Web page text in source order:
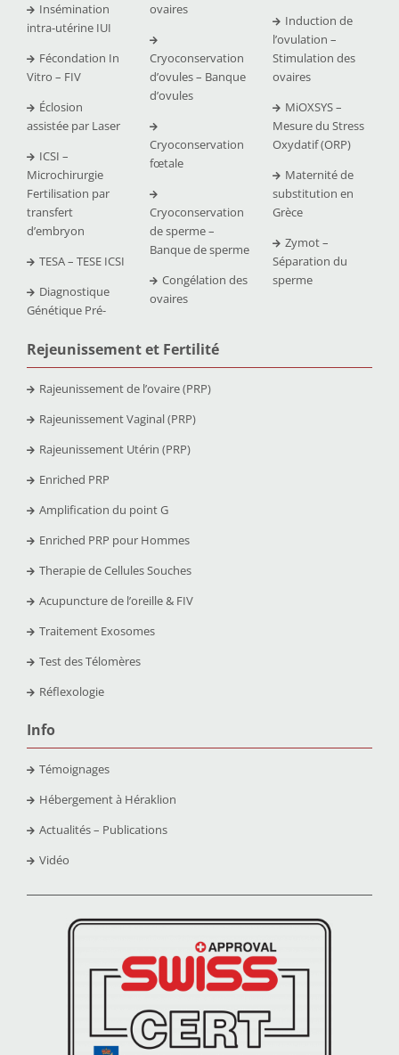
Insémination
intra-utérine IUI
Fécondation In
Vitro – FIV
Éclosion
assistée par Laser
ICSI –
Microchirurgie
Fertilisation par
transfert
d’embryon
TESA – TESE ICSI
Diagnostique
Génétique Pré-
ovaires
Cryoconservation
d’ovules – Banque
d’ovules
Cryoconservation
fœtale
Cryoconservation
de sperme –
Banque de sperme
Congélation des
ovaires
Induction de
l’ovulation –
Stimulation des
ovaires
MiOXSYS –
Mesure du Stress
Oxydatif (ORP)
Maternité de
substitution en
Grèce
Zymot –
Séparation du
sperme
Rejeunissement et Fertilité
Rajeunissement de l’ovaire (PRP)
Rajeunissement Vaginal (PRP)
Rajeunissement Utérin (PRP)
Enriched PRP
Amplification du point G
Enriched PRP pour Hommes
Therapie de Cellules Souches
Acupuncture de l’oreille & FIV
Traitement Exosomes
Test des Télomères
Réflexologie
Info
Témoignages
Hébergement à Héraklion
Actualités – Publications
Vidéo